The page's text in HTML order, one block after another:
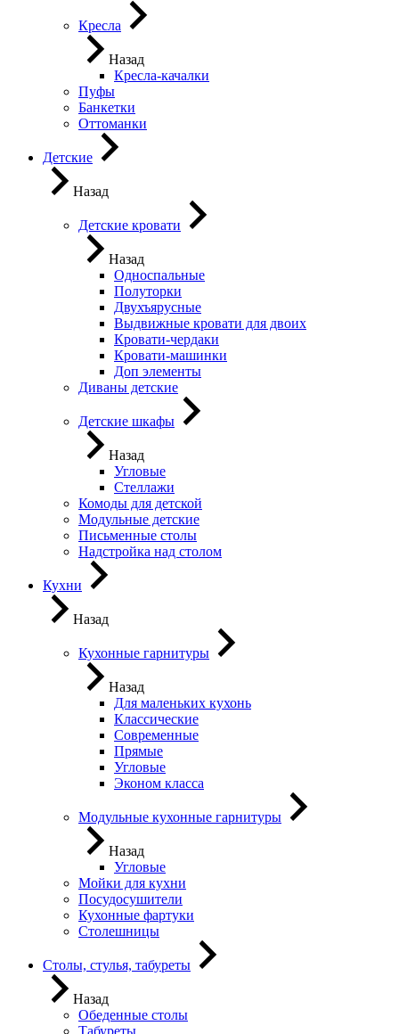
Кресла
Назад
Кресла-качалки
Пуфы
Банкетки
Оттоманки
Детские
Назад
Детские кровати
Назад
Односпальные
Полуторки
Двухъярусные
Выдвижные кровати для двоих
Кровати-чердаки
Кровати-машинки
Доп элементы
Диваны детские
Детские шкафы
Назад
Угловые
Стеллажи
Комоды для детской
Модульные детские
Письменные столы
Надстройка над столом
Кухни
Назад
Кухонные гарнитуры
Назад
Для маленьких кухонь
Классические
Современные
Прямые
Угловые
Эконом класса
Модульные кухонные гарнитуры
Назад
Угловые
Мойки для кухни
Посудосушители
Кухонные фартуки
Столешницы
Столы, стулья, табуреты
Назад
Обеденные столы
Табуреты